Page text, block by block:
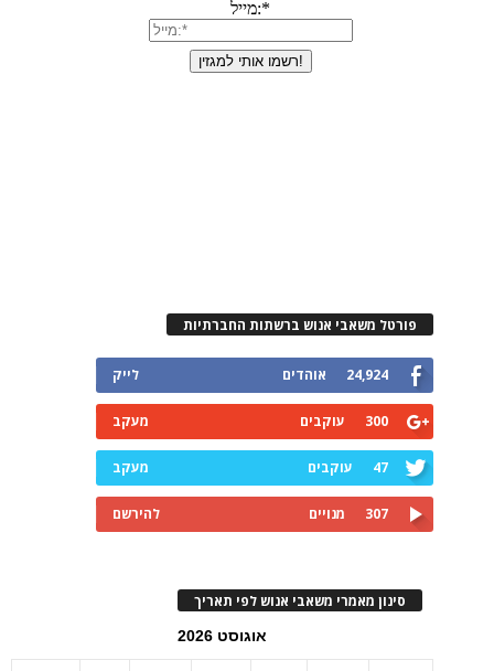
פורטל משאבי אנוש ברשתות החברתיות
24,924 אוהדים לייק
300 עוקבים מעקב
47 עוקבים מעקב
307 מנויים להירשם
סינון מאמרי משאבי אנוש לפי תאריך
אוגוסט 2026